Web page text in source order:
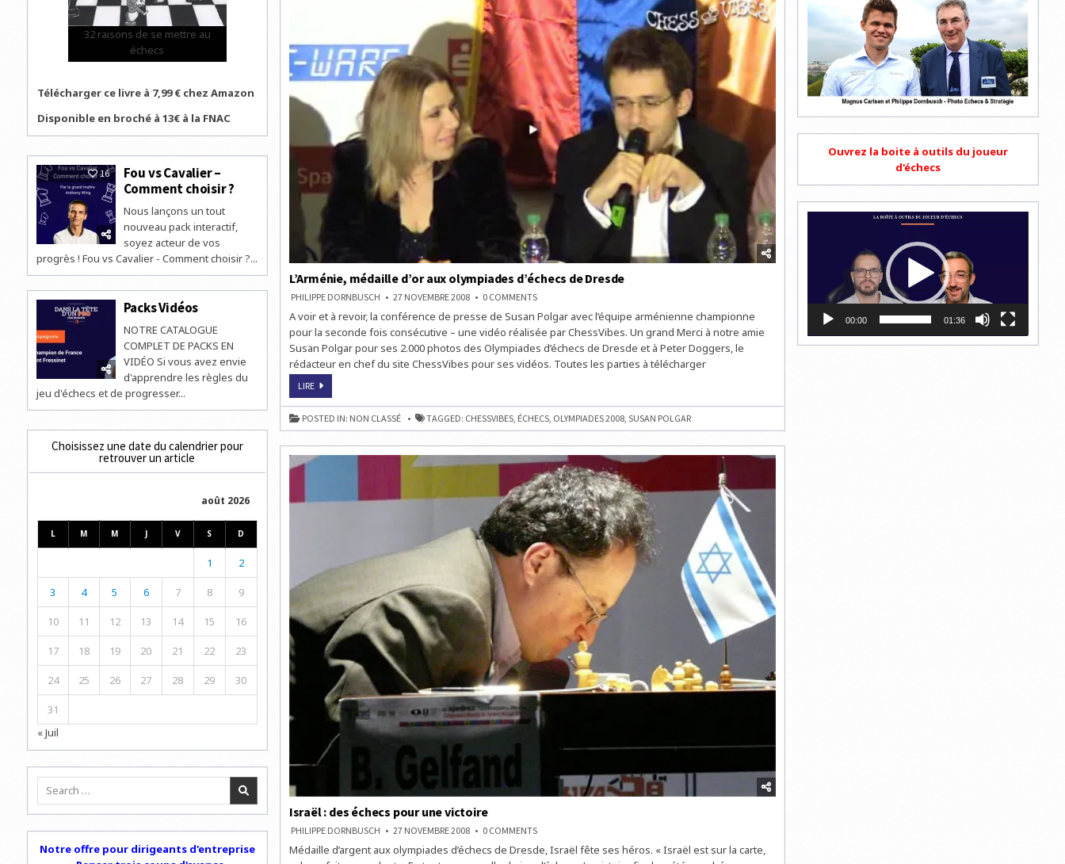
L’Arménie, médaille d’or aux olympiades d’échecs de Dresde
PHILIPPE DORNBUSCH 27 NOVEMBRE 2008 0 COMMENTSON
MÉDAILLE
D’OR
AUX
OLYMPIADES
D’ÉCHECS
DE
A voir et à revoir, la conférence de presse de Susan Polgar avec l’équipe arménienne championne
pour la seconde fois consécutive – une vidéo réalisée par ChessVibes. Un grand Merci à notre amie
Susan Polgar pour ses 2.000 photos des Olympiades d’échecs de Dresde et à Peter Doggers, le
rédacteur en chef du site ChessVibes pour ses vidéos. Toutes les parties à télécharger
LIREL’ARMÉNIE,
D’OR
AUX
OLYMPIADES
D’ÉCHECS
POSTED IN: NON CLASSÉ TAGGED: CHESSVIBES, ÉCHECS, OLYMPIADES 2008, SUSAN POLGAR
Israël : des échecs pour une victoire
PHILIPPE DORNBUSCH 27 NOVEMBRE 2008 0 COMMENTSON
:
DES
Médaille d’argent aux olympiades d’échecs de Dresde, Israël fête ses héros. « Israël est sur la carte,
32 raisons de se mettre au
échecs
Télécharger ce livre à 7,99 € chez Amazon
Disponible en broché à 13€ à la FNAC
16
Fou vs Cavalier –
Comment choisir ?
Nous lançons un tout
nouveau pack interactif,
soyez acteur de vos
progrès ! Fou vs Cavalier - Comment choisir ?...
Packs Vidéos
NOTRE CATALOGUE
COMPLET DE PACKS EN
VIDÉO Si vous avez envie
d'apprendre les règles du
jeu d'échecs et de progresser...
Choisissez une date du calendrier pour
retrouver un article
août 2026
L M M J V S D
1 2
3 4 5 6 7 8 9
10 11 12 13 14 15 16
17 18 19 20 21 22 23
24 25 26 27 28 29 30
31
« Juil
Search
Notre offre pour dirigeants d'entreprise
Ouvrez la boite à outils du joueur
d'échecs
00:00 01:36